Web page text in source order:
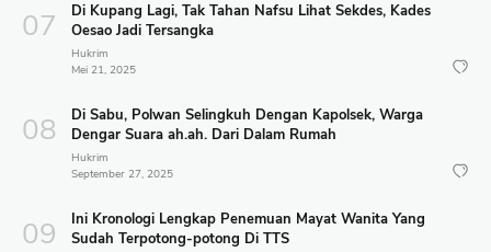
Di Kupang Lagi, Tak Tahan Nafsu Lihat Sekdes, Kades
Oesao Jadi Tersangka
Hukrim
Mei 21, 2025
Di Sabu, Polwan Selingkuh Dengan Kapolsek, Warga
Dengar Suara ah.ah. Dari Dalam Rumah
Hukrim
September 27, 2025
Ini Kronologi Lengkap Penemuan Mayat Wanita Yang
Sudah Terpotong-potong Di TTS